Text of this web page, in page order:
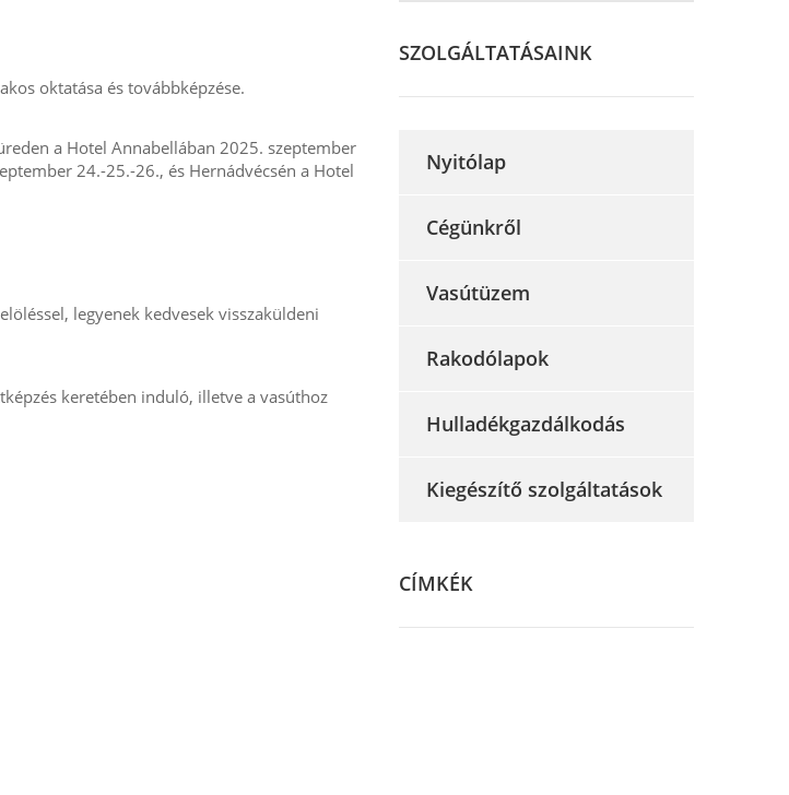
oktatása és továbbképzése.
a Hotel Annabellában 2025. szeptember
24.-25.-26., és Hernádvécsén a Hotel
legyenek kedvesek visszaküldeni
keretében induló, illetve a vasúthoz
SZOLGÁLTATÁSAINK
Nyitólap
Cégünkről
Vasútüzem
Rakodólapok
Hulladékgazdálkodás
Kiegészítő szolgáltatások
CÍMKÉK